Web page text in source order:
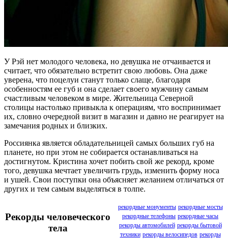
У Рэй нет молодого человека, но девушка не отчаивается и
считает, что обязательно встретит свою любовь. Она даже
уверена, что поцелуи станут только слаще, благодаря
особенностям ее губ и она сделает своего мужчину самым
счастливым человеком в мире. Жительница Северной
столицы настолько привыкла к операциям, что воспринимает
их, словно очередной визит в магазин и давно не реагирует на
замечания родных и близких.
Россиянка является обладательницей самых больших губ на
планете, но при этом не собирается останавливаться на
достигнутом. Кристина хочет побить свой же рекорд, кроме
того, девушка мечтает увеличить грудь, изменить форму носа
и ушей. Свои поступки она объясняет желанием отличаться от
других и тем самым выделяться в толпе.
Рекорды человеческого
тела
рекордные монументы рекордные мосты
рекордные телефоны рекордные часы
рекорды автомобилей рекорды бытовой
техники рекорды велосипедов рекорды